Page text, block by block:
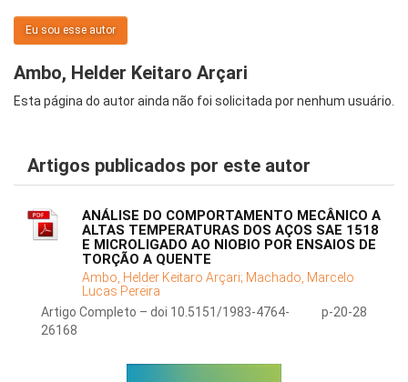
Eu sou esse autor
Ambo, Helder Keitaro Arçari
Esta página do autor ainda não foi solicitada por nenhum usuário.
Artigos publicados por este autor
ANÁLISE DO COMPORTAMENTO MECÂNICO A
ALTAS TEMPERATURAS DOS AÇOS SAE 1518
E MICROLIGADO AO NIOBIO POR ENSAIOS DE
TORÇÃO A QUENTE
Ambo, Helder Keitaro Arçari; Machado, Marcelo
Lucas Pereira
Artigo Completo – doi 10.5151/1983-4764-
26168
p-20-28